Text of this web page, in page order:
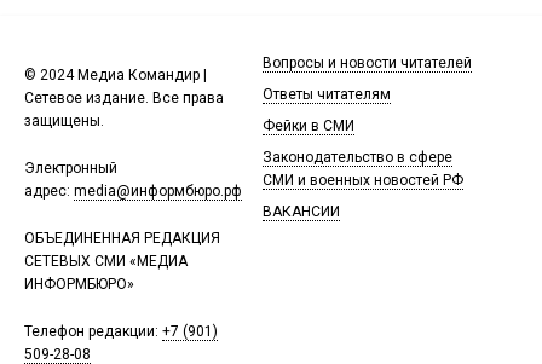
© 2024 Медиа Командир |
Сетевое издание. Все права
защищены.
Электронный
адрес: media@информбюро.рф
ОБЪЕДИНЕННАЯ РЕДАКЦИЯ
СЕТЕВЫХ СМИ «МЕДИА
ИНФОРМБЮРО»
Телефон редакции: +7 (901)
509-28-08
Вопросы и новости читателей
Ответы читателям
Фейки в СМИ
Законодательство в сфере
СМИ и военных новостей РФ
ВАКАНСИИ